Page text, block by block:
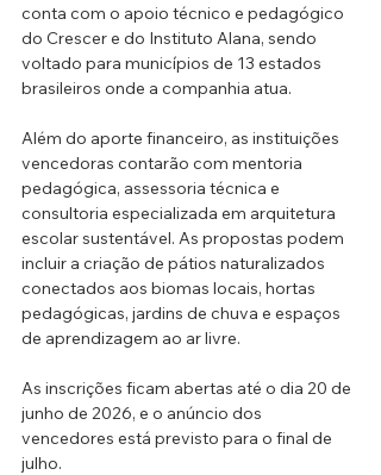
conta com o apoio técnico e pedagógico
do Crescer e do Instituto Alana, sendo
voltado para municípios de 13 estados
brasileiros onde a companhia atua.
Além do aporte financeiro, as instituições
vencedoras contarão com mentoria
pedagógica, assessoria técnica e
consultoria especializada em arquitetura
escolar sustentável. As propostas podem
incluir a criação de pátios naturalizados
conectados aos biomas locais, hortas
pedagógicas, jardins de chuva e espaços
de aprendizagem ao ar livre.
As inscrições ficam abertas até o dia 20 de
junho de 2026, e o anúncio dos
vencedores está previsto para o final de
julho.